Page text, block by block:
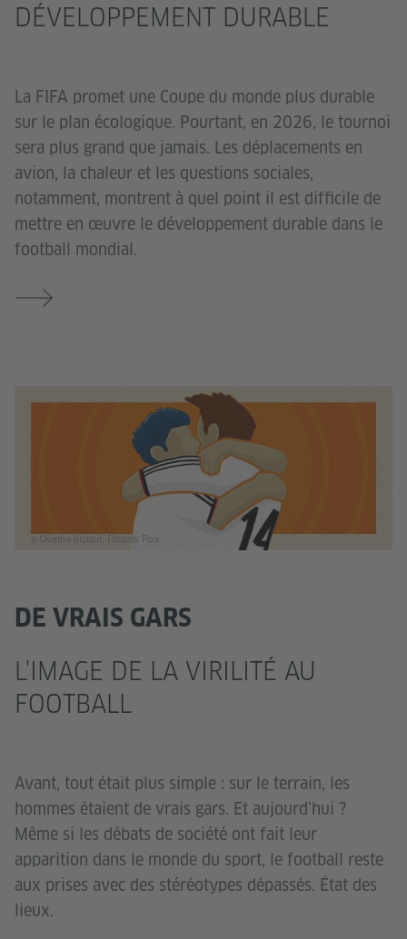
DÉVELOPPEMENT DURABLE
La FIFA promet une Coupe du monde plus durable
sur le plan écologique. Pourtant, en 2026, le tournoi
sera plus grand que jamais. Les déplacements en
avion, la chaleur et les questions sociales,
notamment, montrent à quel point il est difficile de
mettre en œuvre le développement durable dans le
football mondial.
DE VRAIS GARS
L'IMAGE DE LA VIRILITÉ AU
FOOTBALL
Avant, tout était plus simple : sur le terrain, les
hommes étaient de vrais gars. Et aujourd’hui ?
Même si les débats de société ont fait leur
apparition dans le monde du sport, le football reste
aux prises avec des stéréotypes dépassés. État des
lieux.
© Goethe-Institut, Ricardo Roa